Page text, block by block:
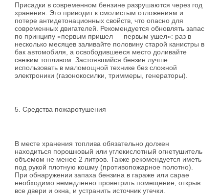
Присадки в современном бензине разрушаются через год
хранения. Это приводит к смолистым отложениям и
потере антидетонационных свойств, что опасно для
современных двигателей. Рекомендуется обновлять запас
по принципу «первым пришел — первым ушел»: раз в
несколько месяцев заливайте половину старой канистры в
бак автомобиля, а освободившееся место доливайте
свежим топливом. Застоявшийся бензин лучше
использовать в маломощной технике без сложной
электроники (газонокосилки, триммеры, генераторы).
5. Средства пожаротушения
В месте хранения топлива обязательно должен
находиться порошковый или углекислотный огнетушитель
объемом не менее 2 литров. Также рекомендуется иметь
под рукой плотную кошму (противопожарное полотно).
При обнаружении запаха бензина в гараже или сарае
необходимо немедленно проветрить помещение, открыв
все двери и окна, и устранить источник утечки.